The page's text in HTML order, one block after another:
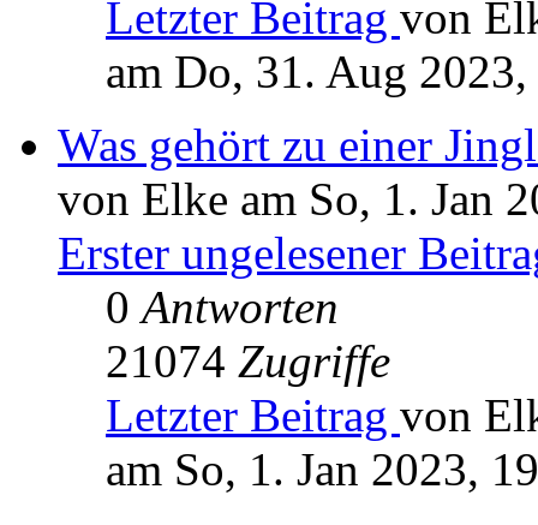
Letzter Beitrag von
am Do, 31. Aug
Was gehört zu einer
von Elke am So, 1. Jan
Erster ungelesener
0Antworten
21074 Zugriffe
Letzter Beitrag von
am So, 1. Jan 2023,